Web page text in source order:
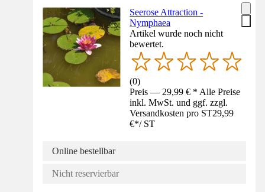
Seerose Attraction -
Nymphaea
Artikel wurde noch nicht
bewertet.
(0)
Preis — 29,99 € * Alle Preise
inkl. MwSt. und ggf. zzgl.
Versandkosten pro ST29,99
€*/ ST
Online bestellbar
Nicht reservierbar